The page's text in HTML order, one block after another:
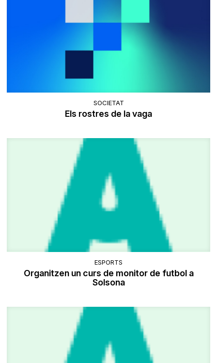
SOCIETAT
Els rostres de la vaga
ESPORTS
Organitzen un curs de monitor de futbol a
Solsona